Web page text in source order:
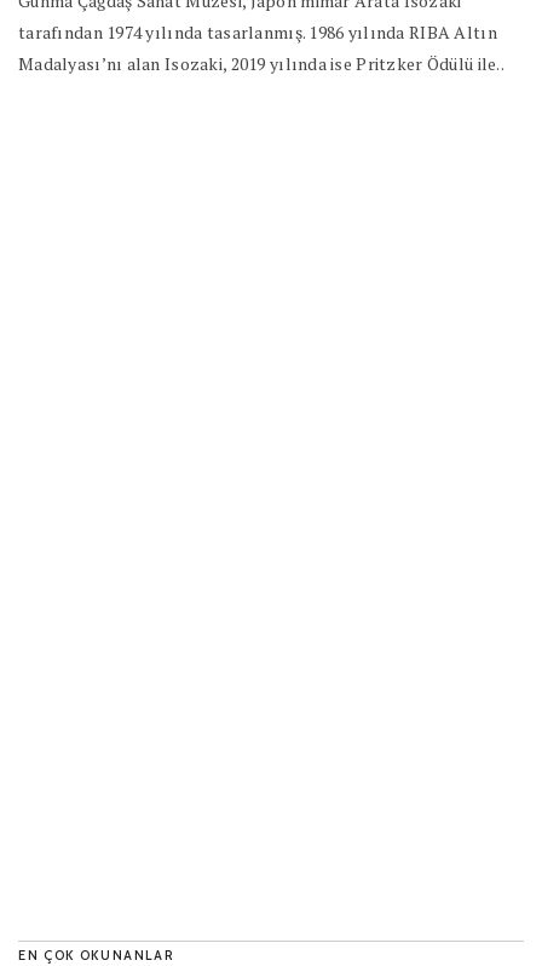
tarafından 1974 yılında tasarlanmış. 1986 yılında RIBA Altın
Madalyası’nı alan Isozaki, 2019 yılında ise Pritzker Ödülü ile..
EN ÇOK OKUNANLAR